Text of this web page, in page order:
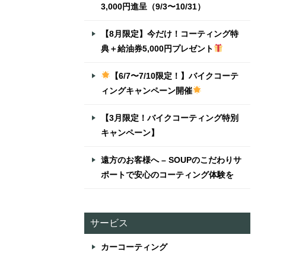
3,000円進呈（9/3〜10/31）
【8月限定】今だけ！コーティング特
典＋給油券5,000円プレゼント
【6/7〜7/10限定！】バイクコーテ
ィングキャンペーン開催
【3月限定！バイクコーティング特別
キャンペーン】
遠方のお客様へ – SOUPのこだわりサ
ポートで安心のコーティング体験を
サービス
カーコーティング